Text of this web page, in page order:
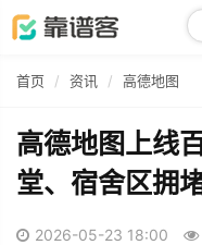
首页 资讯 高德地图
高德地图上线
堂、宿舍区拥
2026-05-23 18:00